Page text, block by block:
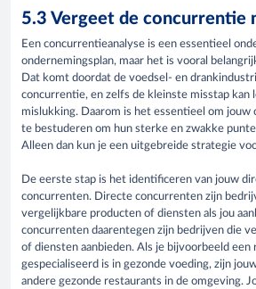
5.3 Vergeet de concurrentie
Een concurrentieanalyse is een essentieel
ondernemingsplan, maar het is vooral
Dat komt doordat de voedsel- en
concurrentie, en zelfs de kleinste misstap kan
mislukking. Daarom is het essentieel om
te bestuderen om hun sterke en zwakke
Alleen dan kun je een uitgebreide strategie
De eerste stap is het identificeren van jouw
concurrenten. Directe concurrenten zijn
vergelijkbare producten of diensten als jou
concurrenten daarentegen zijn bedrijven die
of diensten aanbieden. Als je bijvoorbeeld
gespecialiseerd is in gezonde voeding, zijn
andere gezonde restaurants in de omgeving.